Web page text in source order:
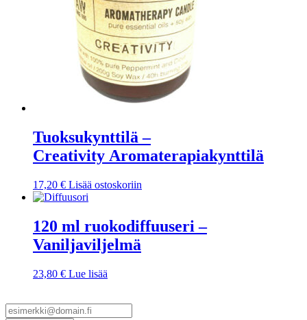
Tuoksukynttilä –
Creativity Aromaterapiakynttilä
17,20 € Lisää ostoskoriin
120 ml ruokodiffuuseri –
Vaniljaviljelmä
23,80 € Lue lisää